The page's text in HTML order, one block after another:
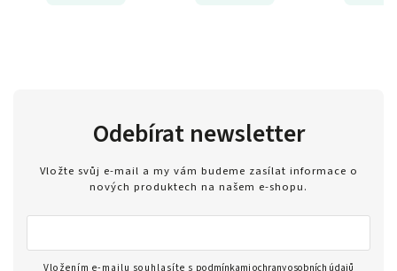
Odebírat newsletter
Vložte svůj e-mail a my vám budeme zasílat informace o
nových produktech na našem e-shopu.